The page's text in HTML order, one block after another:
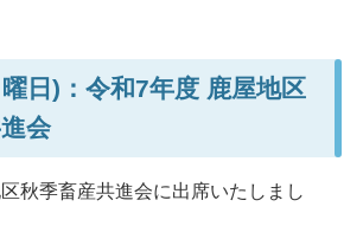
日)：令和7年度 鹿屋地区
会
秋季畜産共進会に出席いたしまし